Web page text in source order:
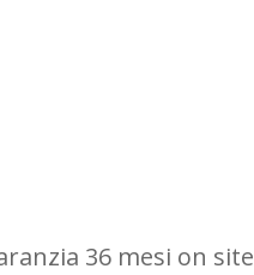
36 mesi on site